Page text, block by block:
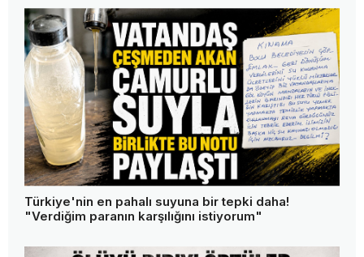
Bolu Platformu proje mi üretiyor, protokol mü
geziyor?